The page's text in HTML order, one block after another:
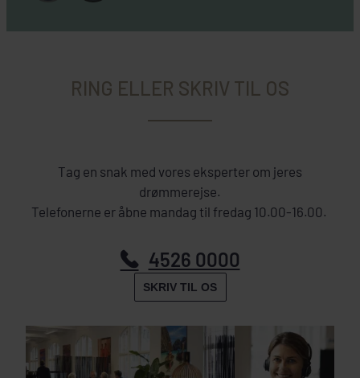
RING ELLER SKRIV TIL OS
Tag en snak med vores eksperter om jeres
drømmerejse.
Telefonerne er åbne mandag til fredag 10.00-16.00.
4526 0000
SKRIV TIL OS